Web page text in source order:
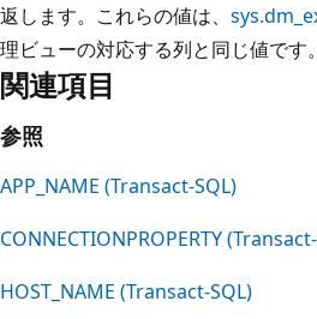
返します。これらの値は、
理ビューの対応する列と同じ値です。
関連項目
参照
APP_NAME (Transact-SQL)
CONNECTIONPROPERTY
HOST_NAME (Transact-SQL)